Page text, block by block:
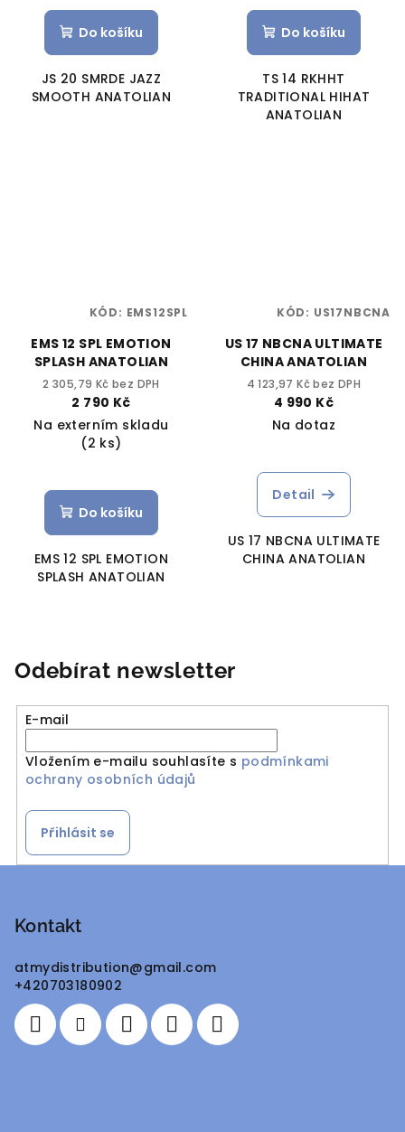
Do košíku
JS 20 SMRDE JAZZ
SMOOTH ANATOLIAN
Do košíku
TS 14 RKHHT
TRADITIONAL HIHAT
ANATOLIAN
EMS 12 SPL EMOTION
SPLASH ANATOLIAN
2 305,79 Kč bez DPH
2 790 Kč
Na externím skladu
(2 ks)
Do košíku
EMS 12 SPL EMOTION
SPLASH ANATOLIAN
KÓD: EMS12SPL
US 17 NBCNA ULTIMATE
CHINA ANATOLIAN
4 123,97 Kč bez DPH
4 990 Kč
Na dotaz
Detail
US 17 NBCNA ULTIMATE
CHINA ANATOLIAN
KÓD: US17NBCNA
Odebírat newsletter
E-mail
Vložením e-mailu souhlasíte s podmínkami
ochrany osobních údajů
Přihlásit se
Kontakt
atmydistribution@gmail.com
+420703180902